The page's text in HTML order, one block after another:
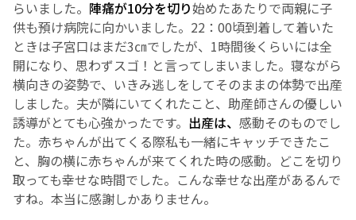
らいました。 陣痛が10分を切り始めたあたりで両親に子
供も預け病院に向かいました。 22 ： 00頃到着して着いた
ときは子宮口はまだ3㎝でしたが、 1時間後くらいには全
開になり、思わずスゴ！と言ってしまいました。寝ながら
横向きの姿勢で、いきみ逃しをしてそのままの体勢で出産
しました。夫が隣にいてくれたこと、助産師さんの優しい
誘導がとても心強かったです。 出産は、 感動そのものでし
た。赤ちゃんが出てくる際私も一緒にキャッチできたこ
と、胸の横に赤ちゃんが来てくれた時の感動。どこを切り
取っても幸せな時間でした。こんな幸せな出産があるんで
すね。本当に感謝しかありません。
その他の診療内容
‘さんルーム’ でさまざまな講座・クラス
遠方にお住まいで当院での出産を希望される方へ
医師プロフィール
English Page